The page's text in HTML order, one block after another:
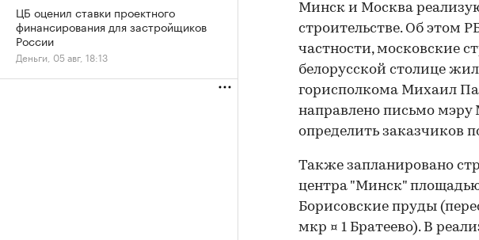
Минск и Москва
строительстве. Об этом
частности, московские
белорусской столице
горисполкома Михаил
направлено письмо
определить заказчиков
Также запланировано
центра "Минск" площадью
Борисовские пруды
мкр ¤ 1 Братеево). В
ЦБ оценил ставки проектного
финансирования для застройщиков
России
Деньги, 05 авг, 18:13